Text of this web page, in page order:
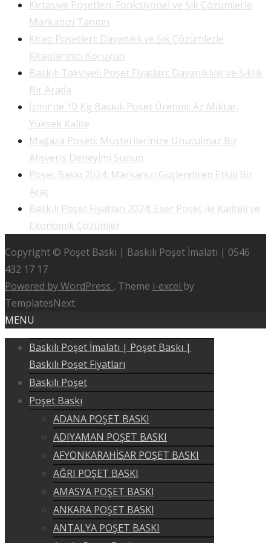
Kırtasiye Poşetleri: Fonksiyonel ve Şık Çözümlerle
Markanızı Tanıtın
Kitap Poşetleri: Dayanıklı ve Şık Çözümlerle
Kitaplarınızı Koruyun
Baskılı Takviyeli Poşet Fiyatları: Dayanıklılık ve Şıklık
Bir Arada
İzmir’de 10 Kg Baskılı Poşet Üretimi: Az Miktar,
Yüksek Kalite
Mağaza Poşeti: Müşterilerinize Unutulmaz Bir
Alışveriş Deneyimi Sunun
Poşet Baskı 2024: Markanızı Güçlendiren Etkili Bir
Araç
Baskılı Poşet Fiyatları 2024: Eser Poşet ile Kaliteli ve
Ekonomik Çözümler
Copyright © Poşet Baskı | Baskılı Poşet İmalatı | 0546
432 17 17
Powered by WordPress , Theme i-excel by
TemplatesNext.
MENU
Baskılı Poşet İmalatı | Poşet Baskı |
Baskılı Poşet Fiyatları
Baskılı Poşet
Poşet Baskı
ADANA POŞET BASKI
ADIYAMAN POŞET BASKI
AFYONKARAHİSAR POŞET BASKI
AĞRI POŞET BASKI
AMASYA POŞET BASKI
ANKARA POŞET BASKI
ANTALYA POŞET BASKI